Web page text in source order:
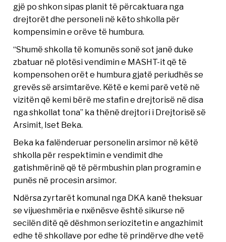
gjë po shkon sipas planit të përcaktuara nga
drejtorët dhe personeli në këto shkolla për
kompensimin e orëve të humbura.
“Shumë shkolla të komunës sonë sot janë duke
zbatuar në plotësi vendimin e MASHT-it që të
kompensohen orët e humbura gjatë periudhës se
grevës së arsimtarëve. Këtë e kemi parë vetë në
vizitën që kemi bërë me stafin e drejtorisë në disa
nga shkollat tona” ka thënë drejtori i Drejtorisë së
Arsimit, Iset Beka.
Beka ka falënderuar personelin arsimor në këtë
shkolla për respektimin e vendimit dhe
gatishmërinë që të përmbushin plan programin e
punës në procesin arsimor.
Ndërsa zyrtarët komunal nga DKA kanë theksuar
se vijueshmëria e nxënësve është sikurse në
secilën ditë që dëshmon seriozitetin e angazhimit
edhe të shkollave por edhe të prindërve dhe vetë